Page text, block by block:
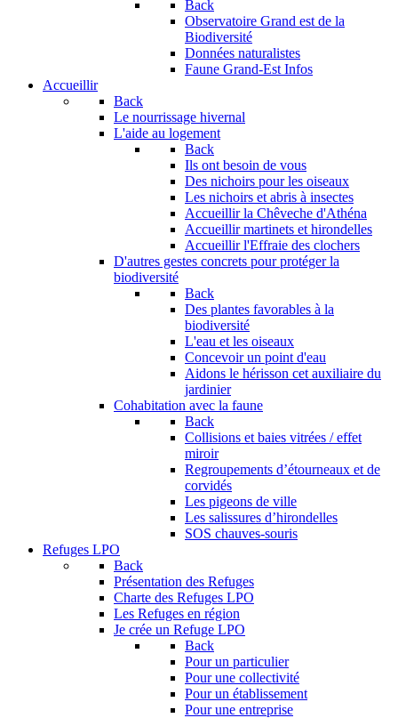
Back
Observatoire Grand est de la
Biodiversité
Données naturalistes
Faune Grand-Est Infos
Accueillir
Back
Le nourrissage hivernal
L'aide au logement
Back
Ils ont besoin de vous
Des nichoirs pour les oiseaux
Les nichoirs et abris à insectes
Accueillir la Chêveche d'Athéna
Accueillir martinets et hirondelles
Accueillir l'Effraie des clochers
D'autres gestes concrets pour protéger la
biodiversité
Back
Des plantes favorables à la
biodiversité
L'eau et les oiseaux
Concevoir un point d'eau
Aidons le hérisson cet auxiliaire du
jardinier
Cohabitation avec la faune
Back
Collisions et baies vitrées / effet
miroir
Regroupements d’étourneaux et de
corvidés
Les pigeons de ville
Les salissures d’hirondelles
SOS chauves-souris
Refuges LPO
Back
Présentation des Refuges
Charte des Refuges LPO
Les Refuges en région
Je crée un Refuge LPO
Back
Pour un particulier
Pour une collectivité
Pour un établissement
Pour une entreprise